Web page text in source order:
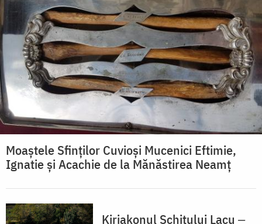
Moaștele Sfinților Cuvioși Mucenici Eftimie,
Ignatie și Acachie de la Mănăstirea Neamț
Kiriakonul Schitului Lacu ‒